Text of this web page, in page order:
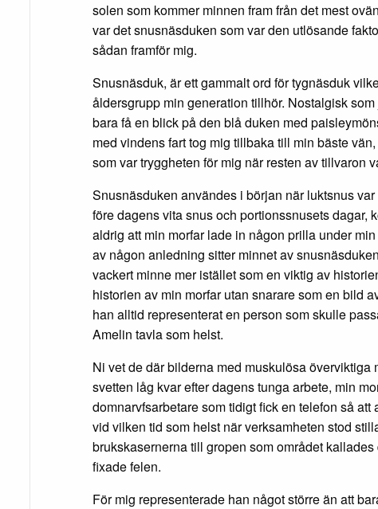
solen som kommer minnen fram från det mest
var det snusnäsduken som var den utlösande
sådan framför mig.
Snusnäsduk, är ett gammalt ord för tygnäsduk
åldersgrupp min generation tillhör. Nostalgisk
bara få en blick på den blå duken med
med vindens fart tog mig tillbaka till min bäste
som var tryggheten för mig när resten av tillvaron
Snusnäsduken användes i början när luktsnus
före dagens vita snus och portionssnusets dagar,
aldrig att min morfar lade in någon prilla under
av någon anledning sitter minnet av
vackert minne mer istället som en viktig av
historien av min morfar utan snarare som en bild
han alltid representerat en person som skulle
Amelin tavla som helst.
Ni vet de där bilderna med muskulösa överviktiga
svetten låg kvar efter dagens tunga arbete, min
domnarvfsarbetare som tidigt fick en telefon så att
vid vilken tid som helst när verksamheten stod
brukskasernerna till gropen som området
fixade felen.
För mig representerade han något större än att